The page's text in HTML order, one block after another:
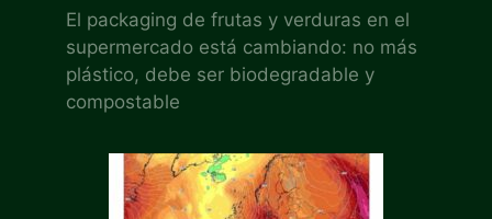
El packaging de frutas y verduras en el
supermercado está cambiando: no más
plástico, debe ser biodegradable y
compostable